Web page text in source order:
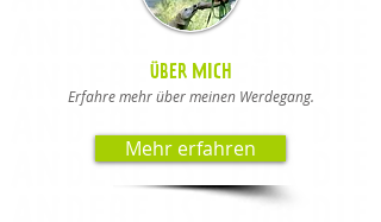
ÜBER MICH
Erfahre mehr über meinen Werdegang.
Mehr erfahren